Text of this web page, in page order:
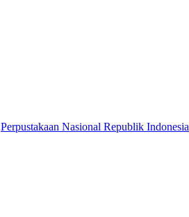
Perpustakaan Nasional Republik Indonesia